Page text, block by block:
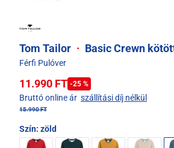
Tom Tailor · Basic Crewn
Férfi Pulóver
11.990 FT -25 %
Bruttó online ár szállítási díj nélkül
15.990 FT
Szín: zöld